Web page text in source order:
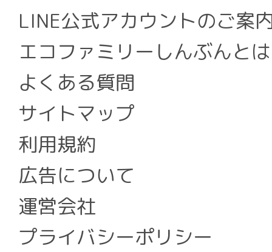
LINE公式アカウントのご案
エコファミリーしんぶんとは
よくある質問
サイトマップ
利用規約
広告について
運営会社
プライバシーポリシー